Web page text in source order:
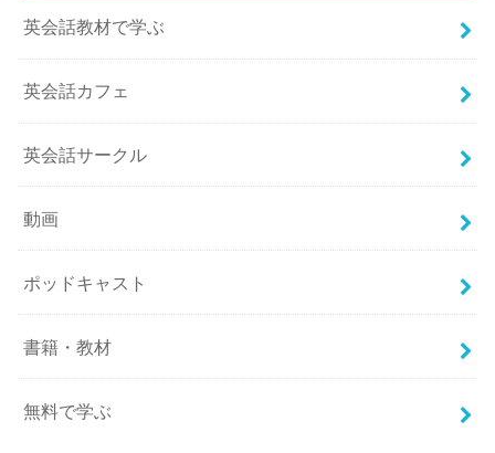
英会話教材で学ぶ
英会話カフェ
英会話サークル
動画
ポッドキャスト
書籍・教材
無料で学ぶ